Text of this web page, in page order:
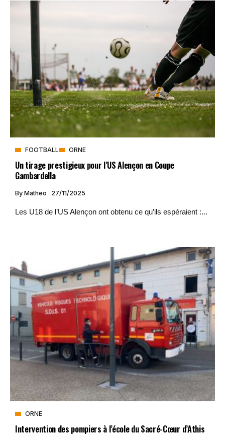
FOOTBALL ORNE
Un tirage prestigieux pour l’US Alençon en Coupe
Gambardella
By Matheo 27/11/2025
Les U18 de l’US Alençon ont obtenu ce qu’ils espéraient :...
ORNE
Intervention des pompiers à l’école du Sacré-Cœur d’Athis